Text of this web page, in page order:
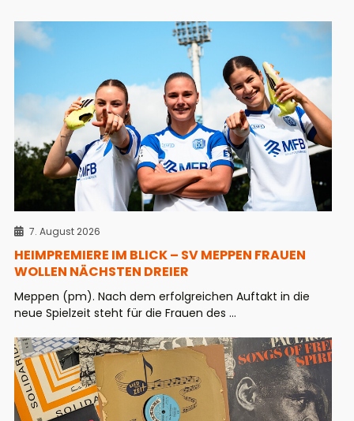
7. August 2026
HEIMPREMIERE IM BLICK – SV MEPPEN FRAUEN
WOLLEN NÄCHSTEN DREIER
Meppen (pm). Nach dem erfolgreichen Auftakt in die
neue Spielzeit steht für die Frauen des ...